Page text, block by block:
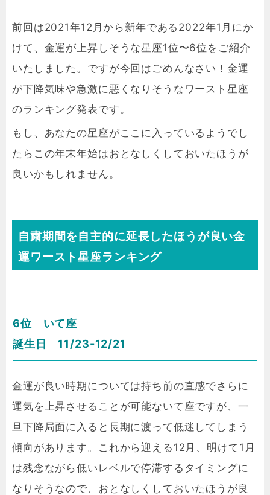
前回は2021年12月から新年である2022年1月にか
けて、金運が上昇しそうな星座1位〜6位をご紹介
いたしました。ですが今回はごめんなさい！金運
が下降気味や急激に悪くなりそうなワースト星座
のランキング発表です。
もし、あなたの星座がここに入っているようでし
たらこの年末年始はおとなしくしておいたほうが
良いかもしれません。
自粛期間を自主的に延長したほうが良い金
運ワースト星座ランキング
6位 いて座
誕生日 11/23-12/21
金運が良い時期については持ち前の直感でさらに
運気を上昇させることが可能ないて座ですが、一
旦下降局面に入ると長期に渡って低迷してしまう
傾向があります。これから迎える12月、明けて1月
は残念ながら低いレベルで停滞するタイミングに
なりそうなので、おとなしくしておいたほうが良